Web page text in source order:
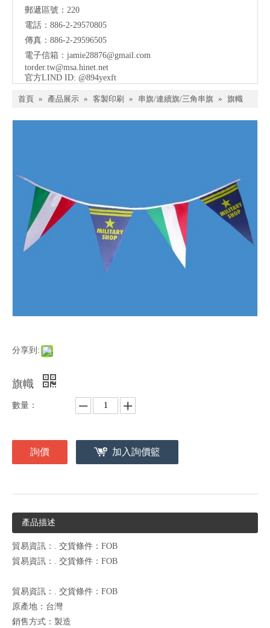
郵遞區號：220
電話：886-2-29570805
傳真：886-2-29596505
電子信箱： jamie28876@gmail.com
torder.tw@msa.hinet.net
官方LIND ID: @894yexft
首頁 » 產品展示 » 客製印刷 » 串旗/連續旗/三角串旗 » 旗幟
分享到:
旗幟
數量：
詢價 加入詢價籃
產品描述
貿易資訊：. 交貨條件：FOB
貿易資訊：. 交貨條件：FOB
貿易資訊：. 交貨條件：FOB
原產地：台灣
銷售方式：製造